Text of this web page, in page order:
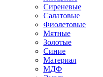
Сиреневые
Салатовые
Фиолетовые
Мятные
Золотые
Синие
Материал
МДФ